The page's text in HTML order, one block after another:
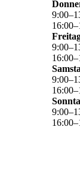
9:00–
16:00–
9:00–
16:00–
9:00–
16:00–
9:00–
16:00–